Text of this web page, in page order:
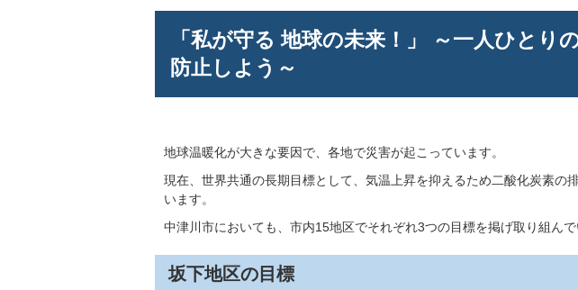
「私が守る 地球の未来！」 ～一人ひとり
防止しよう～
地球温暖化が大きな要因で、各地で災害が起こっています。
現在、世界共通の長期目標として、気温上昇を抑えるため二酸化炭素の
います。
中津川市においても、市内15地区でそれぞれ3つの目標を掲げ取り組んで
坂下地区の目標